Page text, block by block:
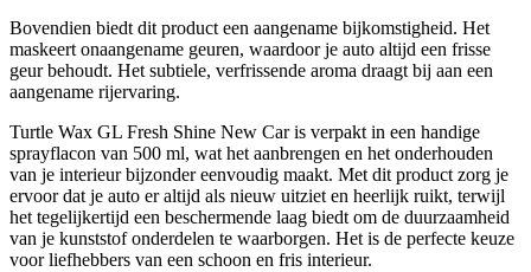
Bovendien biedt dit product een aangename bijkomstigheid. Het
maskeert onaangename geuren, waardoor je auto altijd een frisse
geur behoudt. Het subtiele, verfrissende aroma draagt bij aan een
aangename rijervaring.
Turtle Wax GL Fresh Shine New Car is verpakt in een handige
sprayflacon van 500 ml, wat het aanbrengen en het onderhouden
van je interieur bijzonder eenvoudig maakt. Met dit product zorg je
ervoor dat je auto er altijd als nieuw uitziet en heerlijk ruikt, terwijl
het tegelijkertijd een beschermende laag biedt om de duurzaamheid
van je kunststof onderdelen te waarborgen. Het is de perfecte keuze
voor liefhebbers van een schoon en fris interieur.